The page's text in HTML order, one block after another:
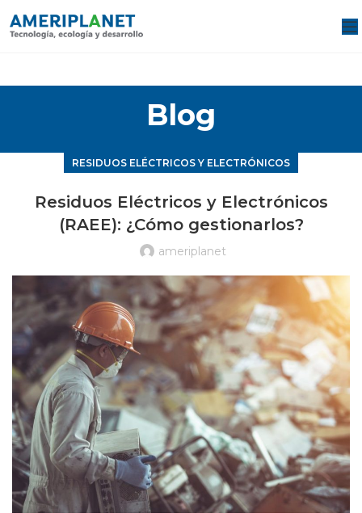
Blog
RESIDUOS ELÉCTRICOS Y ELECTRÓNICOS
Residuos Eléctricos y Electrónicos
(RAEE): ¿Cómo gestionarlos?
ameriplanet